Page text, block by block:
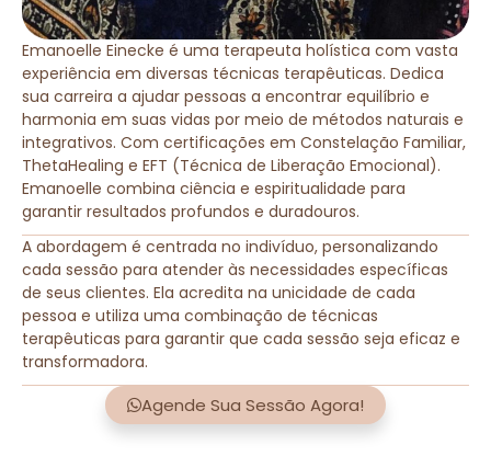
Emanoelle Einecke é uma terapeuta holística com vasta
experiência em diversas técnicas terapêuticas. Dedica
sua carreira a ajudar pessoas a encontrar equilíbrio e
harmonia em suas vidas por meio de métodos naturais e
integrativos. Com certificações em Constelação Familiar,
ThetaHealing e EFT (Técnica de Liberação Emocional).
Emanoelle combina ciência e espiritualidade para
garantir resultados profundos e duradouros.
A abordagem é centrada no indivíduo, personalizando
cada sessão para atender às necessidades específicas
de seus clientes. Ela acredita na unicidade de cada
pessoa e utiliza uma combinação de técnicas
terapêuticas para garantir que cada sessão seja eficaz e
transformadora.
Agende Sua Sessão Agora!